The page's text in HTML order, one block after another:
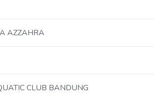
AZZAHRA
CLUB BANDUNG